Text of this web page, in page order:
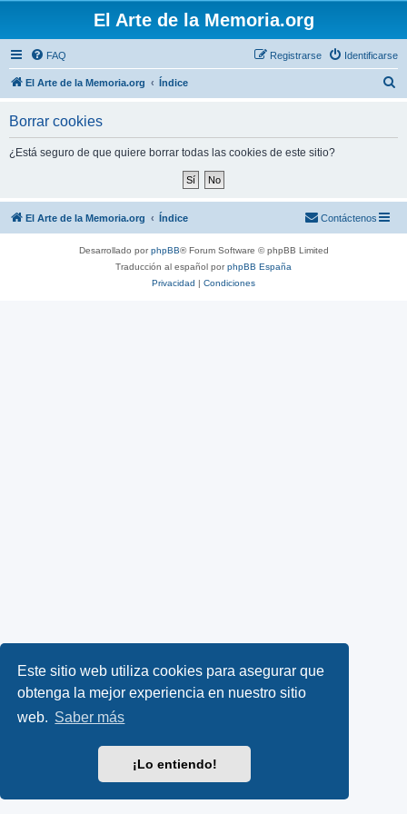
Este sitio web utiliza cookies para asegurar que
obtenga la mejor experiencia en nuestro sitio
web. Saber más
¡Lo entiendo!
El Arte de la Memoria.org
FAQ Identificarse
Registrarse
El Arte de la Memoria.org Índice
Borrar cookies
¿Está seguro de que quiere borrar todas las cookies de este sitio?
El Arte de la Memoria.org Índice Contáctenos
Desarrollado porphpBB® Forum Software © phpBB Limited
Traducción al español porphpBB España
Privacidad | Condiciones